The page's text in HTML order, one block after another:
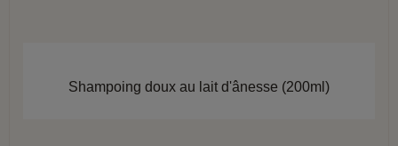
Shampoing doux au lait d'ânesse (200ml)